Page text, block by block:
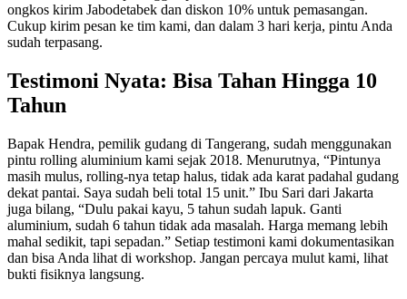
ongkos kirim Jabodetabek dan diskon 10% untuk pemasangan.
Cukup kirim pesan ke tim kami, dan dalam 3 hari kerja, pintu Anda
sudah terpasang.
Testimoni Nyata: Bisa Tahan Hingga 10
Tahun
Bapak Hendra, pemilik gudang di Tangerang, sudah menggunakan
pintu rolling aluminium kami sejak 2018. Menurutnya, “Pintunya
masih mulus, rolling-nya tetap halus, tidak ada karat padahal gudang
dekat pantai. Saya sudah beli total 15 unit.” Ibu Sari dari Jakarta
juga bilang, “Dulu pakai kayu, 5 tahun sudah lapuk. Ganti
aluminium, sudah 6 tahun tidak ada masalah. Harga memang lebih
mahal sedikit, tapi sepadan.” Setiap testimoni kami dokumentasikan
dan bisa Anda lihat di workshop. Jangan percaya mulut kami, lihat
bukti fisiknya langsung.